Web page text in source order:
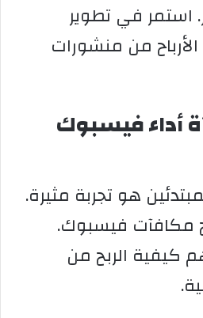
استمر في تطوير
الأرباح من منشورات
أداء فيسبوك
هو تجربة مثيرة.
مكافآت فيسبوك.
الربح من